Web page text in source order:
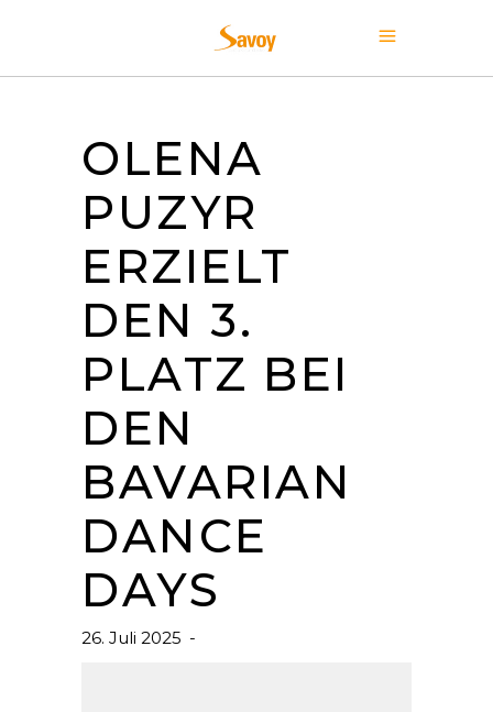
OLENA
PUZYR
ERZIELT
DEN 3.
PLATZ BEI
DEN
BAVARIAN
DANCE
DAYS
26. Juli 2025